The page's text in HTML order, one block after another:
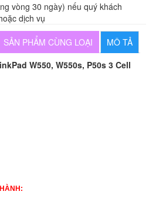
vòng 30 ngày) nếu quý khách
dịch vụ
MÔ TẢ
SẢN PHẨM CÙNG LOẠI
W550, W550s, P50s 3 Cell